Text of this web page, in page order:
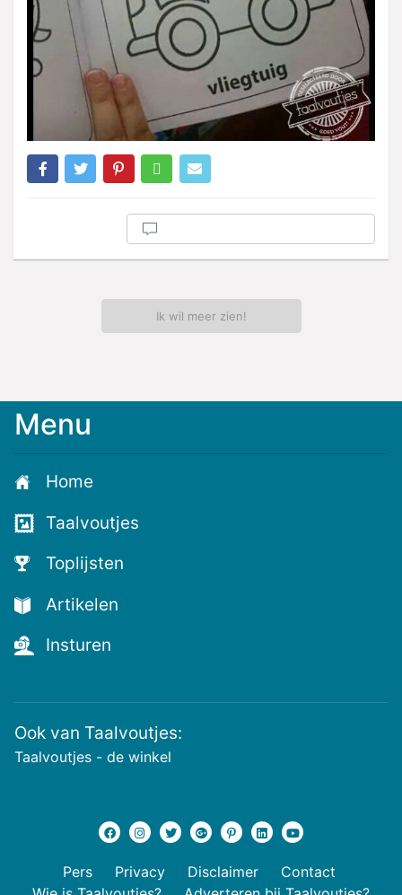
Ik wil meer zien!
Menu
Home
Taalvoutjes
Toplijsten
Artikelen
Insturen
Ook van Taalvoutjes:
Taalvoutjes - de winkel
Pers Privacy Disclaimer
Contact